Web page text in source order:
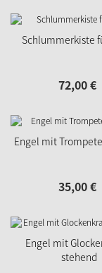
Schlummerkiste
72,00€
Engel mit
35,00€
Engel mit
stehend